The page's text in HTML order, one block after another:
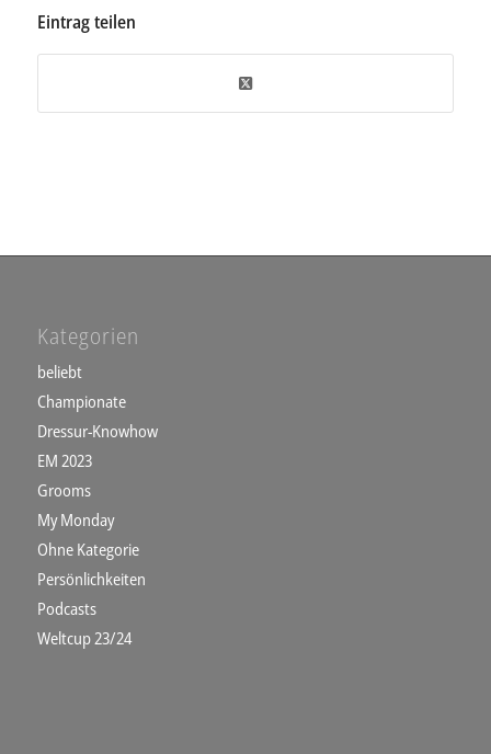
Eintrag teilen
Kategorien
beliebt
Championate
Dressur-Knowhow
EM 2023
Grooms
My Monday
Ohne Kategorie
Persönlichkeiten
Podcasts
Weltcup 23/24